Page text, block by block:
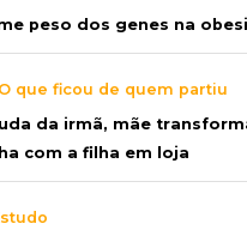
peso dos genes na
que ficou de quem partiu
da irmã, mãe
com a filha em loja